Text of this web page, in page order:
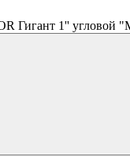
Гигант 1'' угловой